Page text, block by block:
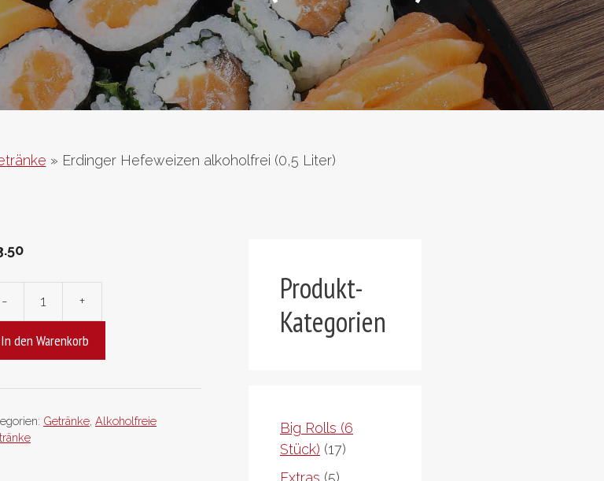
» Erdinger Hefeweizen alkoholfrei (0,5 Liter)
- +
In den Warenkorb
Getränke Alkoholfreie
Produkt-
Kategorien
Big Rolls (6
Stück) 1717
Extras 55